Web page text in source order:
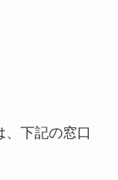
、下記の窓口